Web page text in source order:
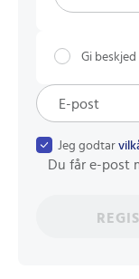
Gi beskjed
Jeg godtar
Du får e-post